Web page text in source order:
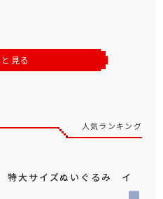
見る
人気ランキング
特大サイズぬいぐるみ イ